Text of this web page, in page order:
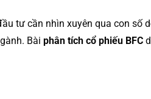
tư cần nhìn xuyên qua con
Bài phân tích cổ phiếu BFC